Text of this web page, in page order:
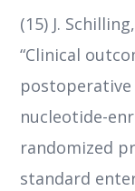
(15) J.
“Clinical
nucleotide-
randomized
standard